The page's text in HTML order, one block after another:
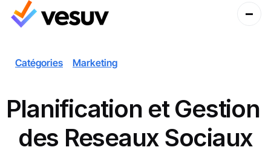
Catégories Marketing
Planification et Gestion
des Reseaux Sociaux